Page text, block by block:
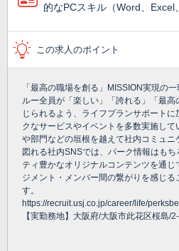
的なPCスキル（Word、
この求人のポイント
「最高の職場を創る」MISSION実現の
ルー全員が「楽しい」「誇れる」「最高
じられるよう、ライフプランサポートに
クなサービスやイベントを多数実施して
や部門などの垣根を越えて社内コミュニ
図れる社内SNSでは、パーク情報はもち
ティ豊かなオリジナルコンテンツを通じ
ジメント・メンバー間の繋がりを感じる
す。
https://recruit.usj.co.jp/career/life/
【実勤務地】大阪府/大阪市此花区桜島/